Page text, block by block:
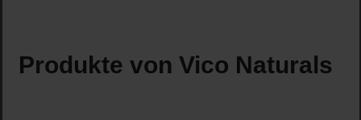
Produkte von Vico Naturals